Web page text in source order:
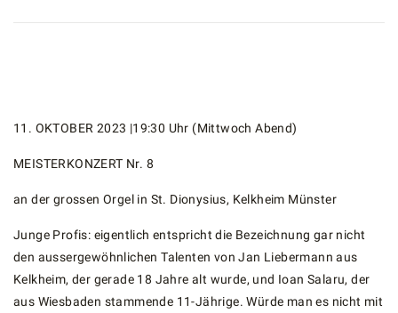
11. OKTOBER 2023 |19:30 Uhr (Mittwoch Abend)
MEISTERKONZERT Nr. 8
an der grossen Orgel in St. Dionysius, Kelkheim Münster
Junge Profis: eigentlich entspricht die Bezeichnung gar nicht
den aussergewöhnlichen Talenten von Jan Liebermann aus
Kelkheim, der gerade 18 Jahre alt wurde, und Ioan Salaru, der
aus Wiesbaden stammende 11-Jährige. Würde man es nicht mit